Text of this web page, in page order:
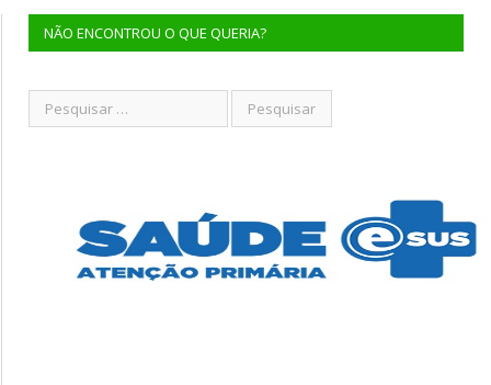
NÃO ENCONTROU O QUE QUERIA?